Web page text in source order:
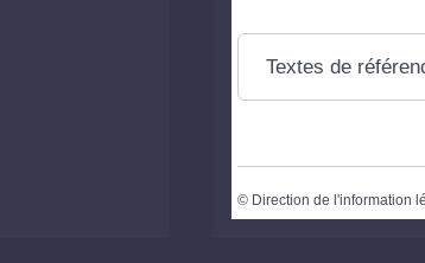
Textes de
© Direction de l'information